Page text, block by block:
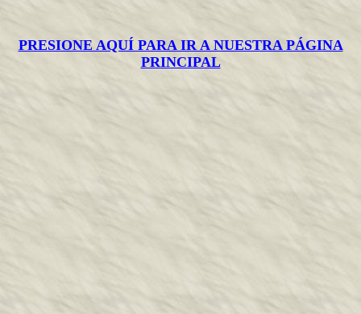
PRESIONE AQUÍ PARA IR A NUESTRA PÁGINA
PRINCIPAL